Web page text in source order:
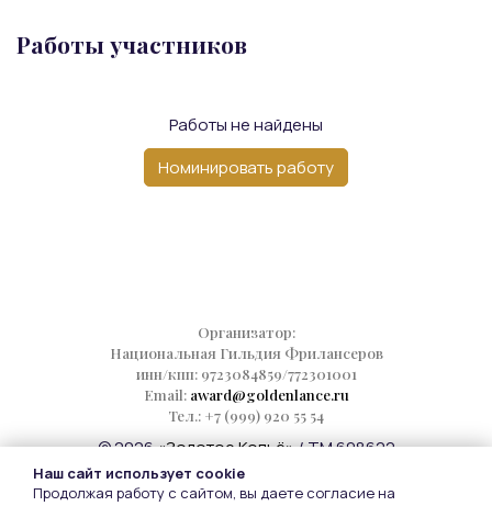
Работы участников
Работы не найдены
Номинировать работу
Организатор:
Национальная Гильдия Фрилансеров
инн/кпп: 9723084859/772301001
Email: award@goldenlance.ru
Тел.: +7 (999) 920 55 54
© 2026«Золотое Копьё»/ TM 698622
Следите за новостями:
Наш сайт использует cookie
Продолжая работу с сайтом, вы даете согласие на